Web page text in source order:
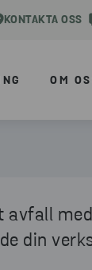
KONTAKTA OSS
OM
avfall med
din